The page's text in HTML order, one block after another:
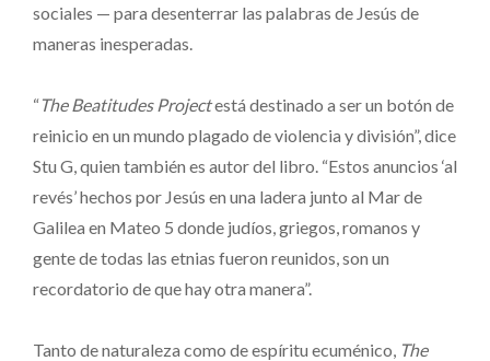
sociales — para desenterrar las palabras de Jesús de
maneras inesperadas.
“The Beatitudes Projectestá destinado a ser un botón de
reinicio en un mundo plagado de violencia y división”, dice
Stu G, quien también es autor del libro. “Estos anuncios ‘al
revés’ hechos por Jesús en una ladera junto al Mar de
Galilea en Mateo 5 donde judíos, griegos, romanos y
gente de todas las etnias fueron reunidos, son un
recordatorio de que hay otra manera”.
Tanto de naturaleza como de espíritu ecuménico, The